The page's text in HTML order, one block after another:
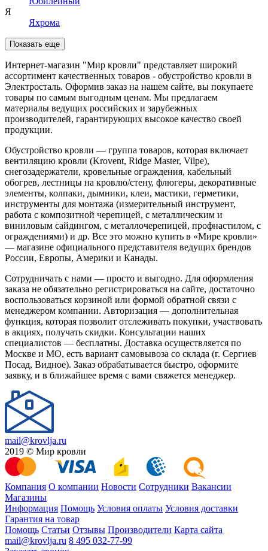
Я
Яхрома
Показать еще
Интернет-магазин "Мир кровли" представляет широкий
ассортимент качественных товаров - обустройство кровли в
Электросталь. Оформив заказ на нашем сайте, вы покупаете
товары по самым выгодным ценам. Мы предлагаем
материалы ведущих российских и зарубежных
производителей, гарантирующих высокое качество своей
продукции.
Обустройство кровли — группа товаров, которая включает
вентиляцию кровли (Krovent, Ridge Master, Vilpe),
снегозадержатели, кровельные ограждения, кабельный
обогрев, лестницы на кровлю/стену, флюгеры, декоративные
элементы, колпаки, дымники, клеи, мастики, герметики,
инструменты для монтажа (измерительный инструмент,
работа с композитной черепицей, с металлическим и
виниловым сайдингом, с металлочерепицей, профнастилом, с
ограждениями) и др. Все это можно купить в «Мире кровли»
— магазине официального представителя ведущих брендов
России, Европы, Америки и Канады.
Сотрудничать с нами — просто и выгодно. Для оформления
заказа не обязательно регистрироваться на сайте, достаточно
воспользоваться корзиной или формой обратной связи с
менеджером компании. Авторизация — дополнительная
функция, которая позволит отслеживать покупки, участвовать
в акциях, получать скидки. Консультации наших
специалистов — бесплатны. Доставка осуществляется по
Москве и МО, есть вариант самовывоза со склада (г. Сергиев
Посад, Видное). Заказ обрабатывается быстро, оформите
заявку, и в ближайшее время с вами свяжется менеджер.
mail@krovlja.ru
2019 © Мир кровли
Компания О компании Новости Сотрудники Вакансии
Магазины
Информация Помощь Условия оплаты Условия доставки
Гарантия на товар
Помощь Статьи Отзывы Производители Карта сайта
mail@krovlja.ru 8 495 032-77-99